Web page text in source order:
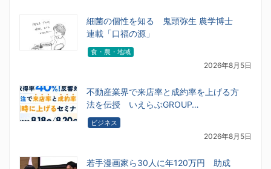
細菌の個性を知る 鬼頭弥生 農学博士
連載「口福の源」
食・農・地域
2026年8月5日
不動産業界で来店率と成約率を上げる方
法を伝授 いえらぶGROUP…
ビジネス
2026年8月5日
若手漫画家ら30人に年120万円 助成